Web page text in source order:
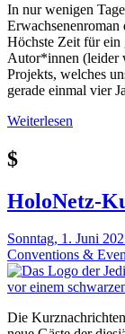
In nur wenigen
Höchste Zeit für ein
Autor*innen (leider
Projekts, welches
gerade einmal vier
Weiterlesen
$
HoloNetz-
Sonntag, 1. Juni
Conventions &
Die